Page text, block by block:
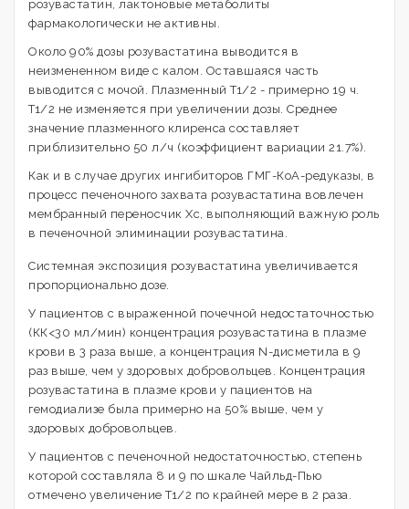
розувастатин, лактоновые метаболиты
фармакологически не активны.
Около 90% дозы розувастатина выводится в
неизмененном виде с калом. Оставшаяся часть
выводится с мочой. Плазменный T1/2 - примерно 19 ч.
T1/2 не изменяется при увеличении дозы. Среднее
значение плазменного клиренса составляет
приблизительно 50 л/ч (коэффициент вариации 21.7%).
Как и в случае других ингибиторов ГМГ-КоА-редуказы, в
процесс печеночного захвата розувастатина вовлечен
мембранный переносчик Хс, выполняющий важную роль
в печеночной элиминации розувастатина.
Системная экспозиция розувастатина увеличивается
пропорционально дозе.
У пациентов с выраженной почечной недостаточностью
(КК<30 мл/мин) концентрация розувастатина в плазме
крови в 3 раза выше, а концентрация N-дисметила в 9
раз выше, чем у здоровых добровольцев. Концентрация
розувастатина в плазме крови у пациентов на
гемодиализе была примерно на 50% выше, чем у
здоровых добровольцев.
У пациентов с печеночной недостаточностью, степень
которой составляла 8 и 9 по шкале Чайльд-Пью
отмечено увеличение T1/2 по крайней мере в 2 раза.